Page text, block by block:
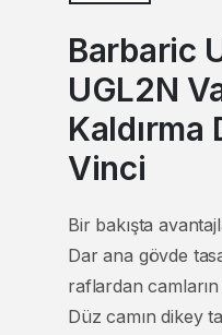
Barbaric
UGL2N
Kaldırma
Vinci
Bir bakışta
Dar ana gövde
raflardan camların
Düz camın dikey